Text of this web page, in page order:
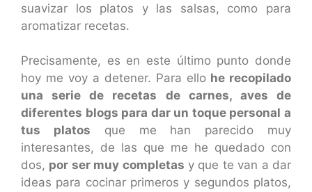
suavizar los platos y las salsas, como para
aromatizar recetas.
Precisamente, es en este último punto donde
hoy me voy a detener. Para ello he recopilado
una serie de recetas de carnes, aves de
diferentes blogs para dar un toque personal a
tus platos que me han parecido muy
interesantes, de las que me he quedado con
dos, por ser muy completas y que te van a dar
ideas para cocinar primeros y segundos platos,